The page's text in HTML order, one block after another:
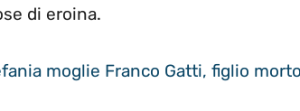
di eroina.
moglie Franco Gatti, figlio